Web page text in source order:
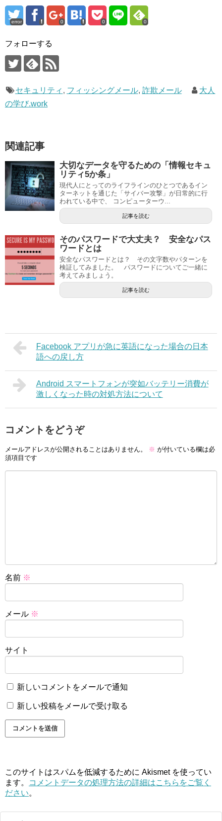
error 0 0 0
フォローする
セキュリティ , フィッシングメール, 詐欺メール
大人
の学び.work
関連記事
大切なデータを守るための「情報セキュ
リティ5か条」
現代人にとってのライフラインのひとつであるイン
ターネットを通じた「サイバー攻撃」が日常的に行
われている中で、 コンピューターウ...
記事を読む
そのパスワードで大丈夫？ 安全なパス
ワードとは
安全なパスワードとは？ その文字数やパターンを
検証してみました。 パスワードについてご一緒に
考えてみましょう。
記事を読む
Facebook アプリが急に英語になった場合の日本
語への戻し方
Android スマートフォンが突如バッテリー消費が
激しくなった時の対処方法について
コメントをどうぞ
メールアドレスが公開されることはありません。 ※ が付いている欄は必
須項目です
名前 ※
メール ※
サイト
新しいコメントをメールで通知
新しい投稿をメールで受け取る
このサイトはスパムを低減するために Akismet を使ってい
ます。
コメントデータの処理方法の詳細はこちらをご覧く
ださい。